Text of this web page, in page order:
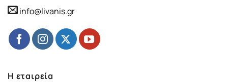
info@livanis.gr
Η εταιρεία